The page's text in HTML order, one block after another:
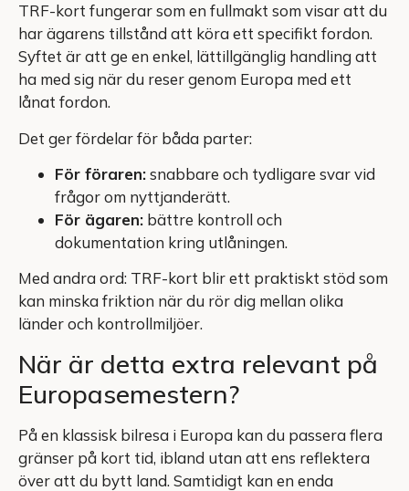
TRF-kort fungerar som en fullmakt som visar att du
har ägarens tillstånd att köra ett specifikt fordon.
Syftet är att ge en enkel, lättillgänglig handling att
ha med sig när du reser genom Europa med ett
lånat fordon.
Det ger fördelar för båda parter:
För föraren:snabbare och tydligare svar vid
frågor om nyttjanderätt.
För ägaren: bättre kontroll och
dokumentation kring utlåningen.
Med andra ord: TRF-kort blir ett praktiskt stöd som
kan minska friktion när du rör dig mellan olika
länder och kontrollmiljöer.
När är detta extra relevant på
Europasemestern?
På en klassisk bilresa i Europa kan du passera flera
gränser på kort tid, ibland utan att ens reflektera
över att du bytt land. Samtidigt kan en enda